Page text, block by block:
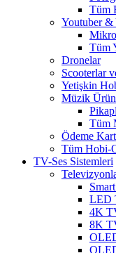
Tüm
Youtuber &
Tüm
Dronelar
Scooterlar
Yetişkin
Müzik
Tüm
Ödeme
Tüm Hobi-
TV-Ses Sistemleri
LED
4K
8K